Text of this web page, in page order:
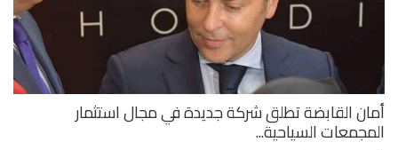
القابضة تطلق شركة جديدة في مجال استثمار
السياحية...